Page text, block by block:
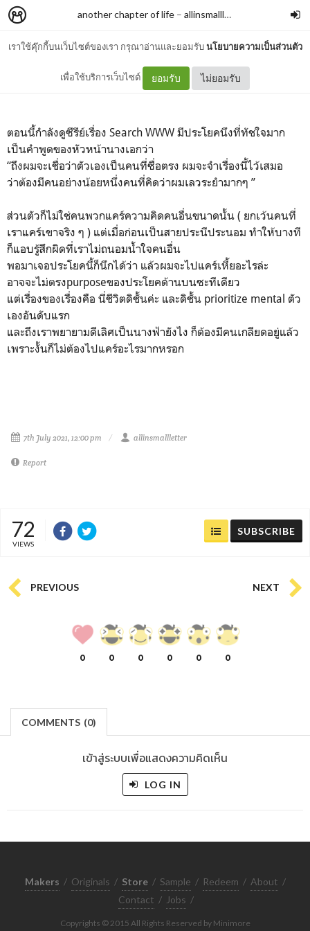
เราใช้คุ๊กกี้บนเว็บไซต์ของเรา กรุณาอ่านและยอมรับนโยบายความเป็นส่วนตัว
เพื่อใช้บริการเว็บไซต์ ยอมรับ ไม่ยอมรับ
another chapter of life – allinsmallletter
ข้อคิดจากซีรีย์
ตอนนี้กำลังดูซีรีย์เรื่อง Search WWW มีประโยคนึงที่ทัชใจมาก
เป็นคำพูดของหัวหน้านางเอกว่า
“ถึงผมจะเชื่อว่าตัวเองเป็นคนที่ซื่อตรง ผมจะจำเรื่องนี้ไว้เสมอ
ว่าต้องมีคนอย่างน้อยหนึ่งคนที่คิดว่าผมเลวระยำมากๆ ”
ส่วนตัวก็ไม่ใช่คนพวกแคร์ความคิดคนอื่นขนาดนั้น ( ยกเว้นคนที่
เราแคร์เขาจริง ๆ ) แต่เมื่อก่อนเป็นสายประนีประนอม ทำให้บางที
ก็แอบรู้สึกผิดที่เราไม่ถนอมน้ำใจคนอื่น
พอมาเจอประโยคนี้ก็นึกได้ว่า แล้วผมจะไปแคร์เหี้ยอะไรล่ะ
อาจจะไม่ตรงpurposeของประโยคด้านบนซะทีเดียว
แต่เรื่องของเรื่องคือ นี่ชีวิตดิชั้นค่ะ และดิชั้น prioritize mental ตัว
เองอันดับแรก
และถึงเราพยายามดีเลิศเป็นนางฟ้ายังไง ก็ต้องมีคนเกลียดอยู่แล้ว
เพราะงั้นก็ไม่ต้องไปแคร์อะไรมากหรอก
7th July 2021, 12:00 pm allinsmallletter
Report
72
VIEWS
SUBSCRIBE
PREVIOUS NEXT
0 0 0 0 0 0
COMMENTS (0)
เข้าสู่ระบบเพื่อแสดงความคิดเห็น
LOG IN
Makers / Originals / Store / Sample / Redeem / About /
Contact / Jobs /
Copyrights © 2015 All Rights Reserved by Minimore